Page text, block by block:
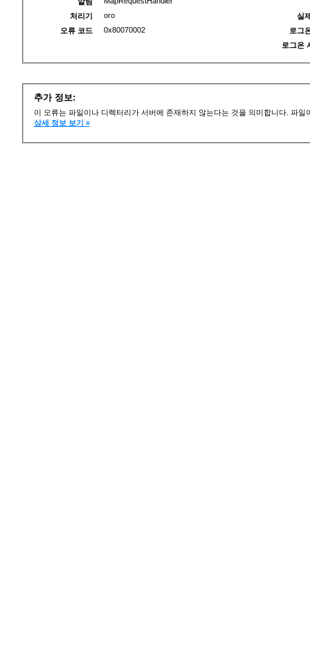
처리기
oro
오류 코드
0x80070002
실
로그
로그온
추가 정보:
이 오류는 파일이나 디렉터리가 서버에 존재하지 않는다는 것을 의미합니다. 파
상세 정보 보기 »